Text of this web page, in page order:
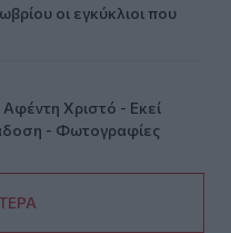
οι εγκύκλιοι που
Αφέντη Χριστό - Εκεί
- Φωτογραφίες